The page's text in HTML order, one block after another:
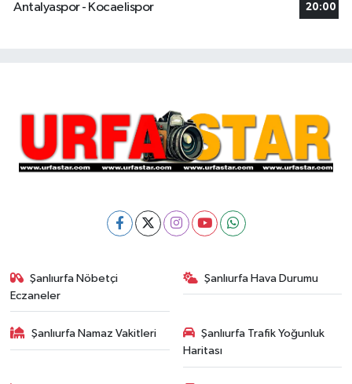
Antalyaspor - Kocaelispor 20:00
Şanlıurfa Nöbetçi
Eczaneler
Şanlıurfa Hava Durumu
Şanlıurfa Namaz Vakitleri
Şanlıurfa Trafik Yoğunluk
Haritası